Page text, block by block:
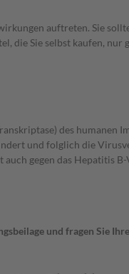
auftreten. Sie
die Sie selbst kaufen,
des
und folglich die
gegen das Hepatitis
und fragen Sie